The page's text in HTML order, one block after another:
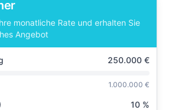
monatliche Rate und erhalten Sie
Angebot
250.000 €
1.000.000 €
10 %